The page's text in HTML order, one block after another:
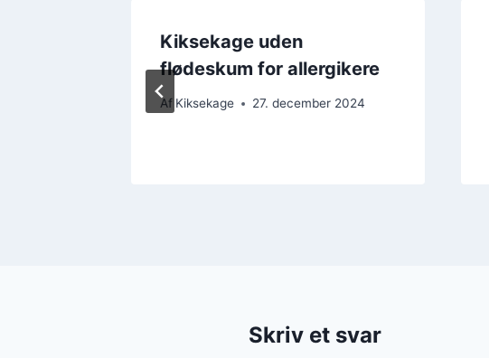
Kiksekage uden
flødeskum for allergikere
Af Kiksekage 27. december 2024
Skriv et svar